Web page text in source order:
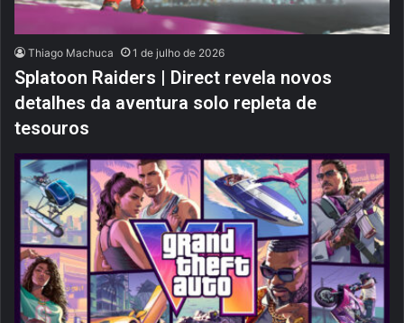
Thiago Machuca 1 de julho de 2026
Splatoon Raiders | Direct revela novos
detalhes da aventura solo repleta de
tesouros